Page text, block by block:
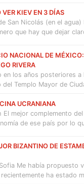
KIEV EN 3 DÍAS
San Nicolás (en el agua)
que hay que dejar
NACIONAL DE
RIVERA
en los años posteriores a
del Templo Mayor de
UCRANIANA
El mejor complemento
de ese país por lo
BIZANTINO DE
Me había propuesto
ha estado